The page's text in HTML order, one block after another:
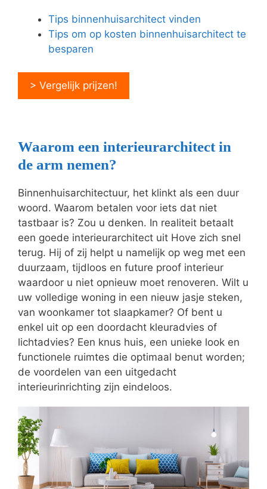
Tips binnenhuisarchitect vinden
Tips om op kosten binnenhuisarchitect te
besparen
> Vergelijk prijzen!
Waarom een interieurarchitect in
de arm nemen?
Binnenhuisarchitectuur, het klinkt als een duur
woord. Waarom betalen voor iets dat niet
tastbaar is? Zou u denken. In realiteit betaalt
een goede interieurarchitect uit Hove zich snel
terug. Hij of zij helpt u namelijk op weg met een
duurzaam, tijdloos en future proof interieur
waardoor u niet opnieuw moet renoveren. Wilt u
uw volledige woning in een nieuw jasje steken,
van woonkamer tot slaapkamer? Of bent u
enkel uit op een doordacht kleuradvies of
lichtadvies? Een knus huis, een unieke look en
functionele ruimtes die optimaal benut worden;
de voordelen van een uitgedacht
interieurinrichting zijn eindeloos.